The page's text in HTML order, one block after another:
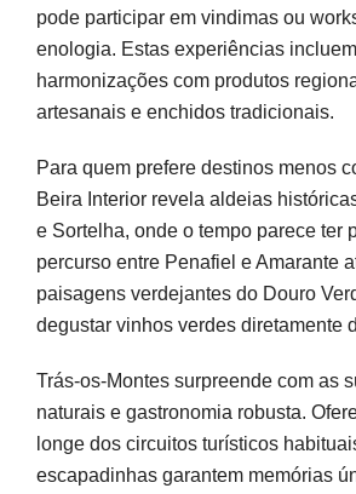
pode participar em vindimas ou
enologia. Estas experiências
harmonizações com produtos
artesanais e enchidos tradicionais.
Para quem prefere destinos menos
Beira Interior revela aldeias
e Sortelha, onde o tempo parece ter
percurso entre Penafiel e Amarante
paisagens verdejantes do Douro
degustar vinhos verdes diretamente
Trás-os-Montes surpreende com as
naturais e gastronomia robusta.
longe dos circuitos turísticos
escapadinhas garantem memórias